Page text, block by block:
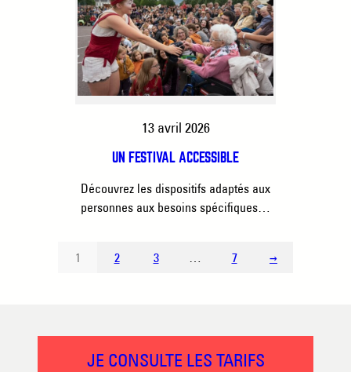
13 avril 2026
UN FESTIVAL ACCESSIBLE
Découvrez les dispositifs adaptés aux
personnes aux besoins spécifiques…
1 2 3 7 →
JE CONSULTE LES TARIFS